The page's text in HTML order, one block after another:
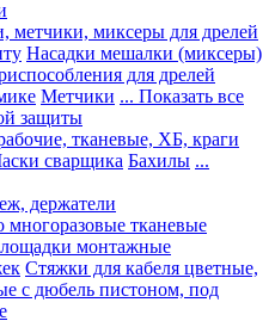
метчики, миксеры для дрелей
Насадки мешалки (миксеры)
для дрелей
Метчики ... Показать все
защиты
тканевые, ХБ, краги
сварщика Бахилы ...
держатели
многоразовые тканевые
монтажные
Стяжки для кабеля цветные,
с дюбель пистоном, под